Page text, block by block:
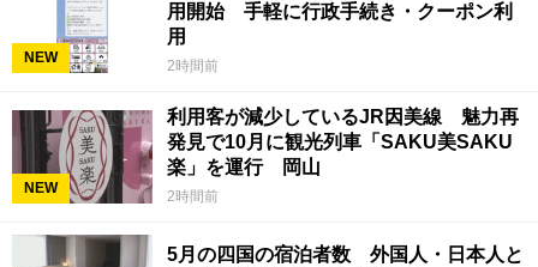
NEW
用開始 手軽に行政手続き・クーポン利
用
2時間前
NEW
利用客が減少しているJR因美線 魅力再
発見で10月に観光列車「SAKU美SAKU
楽」を運行 岡山
2時間前
5月の四国の宿泊者数 外国人・日本人と